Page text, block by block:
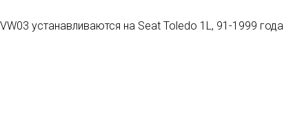
устанавливаются на Seat Toledo 1L, 91-1999 года